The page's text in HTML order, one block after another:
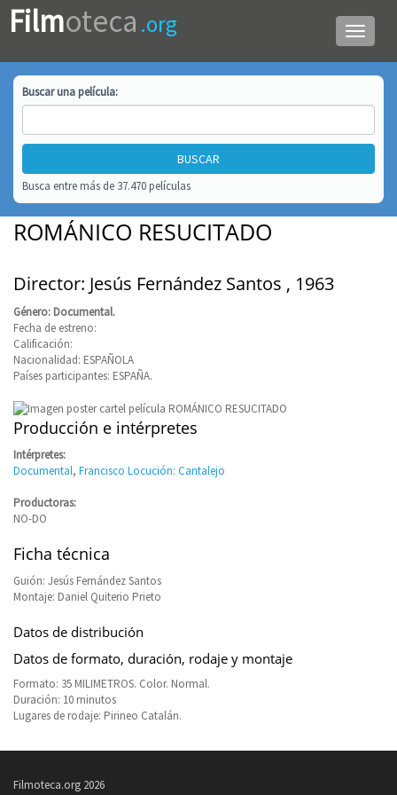
Menú
de
Filmoteca .org
Buscar unapelícula:
Busca entre más de 37.470 películas
ROMÁNICO RESUCITADO
Director: Jesús Fernández Santos , 1963
Género: Documental.
Fecha de estreno:
Calificación:
Nacionalidad: ESPAÑOLA
Países participantes: ESPAÑA.
Producción e intérpretes
Intérpretes:
Documental, Francisco Locución: Cantalejo
Productoras:
NO-DO
Ficha técnica
Guión: Jesús Fernández Santos
Montaje: Daniel Quiterio Prieto
Datos de distribución
Datos de formato, duración, rodaje y montaje
Formato: 35 MILIMETROS. Color. Normal.
Duración: 10 minutos
Lugares de rodaje: Pirineo Catalán.
Filmoteca.org 2026